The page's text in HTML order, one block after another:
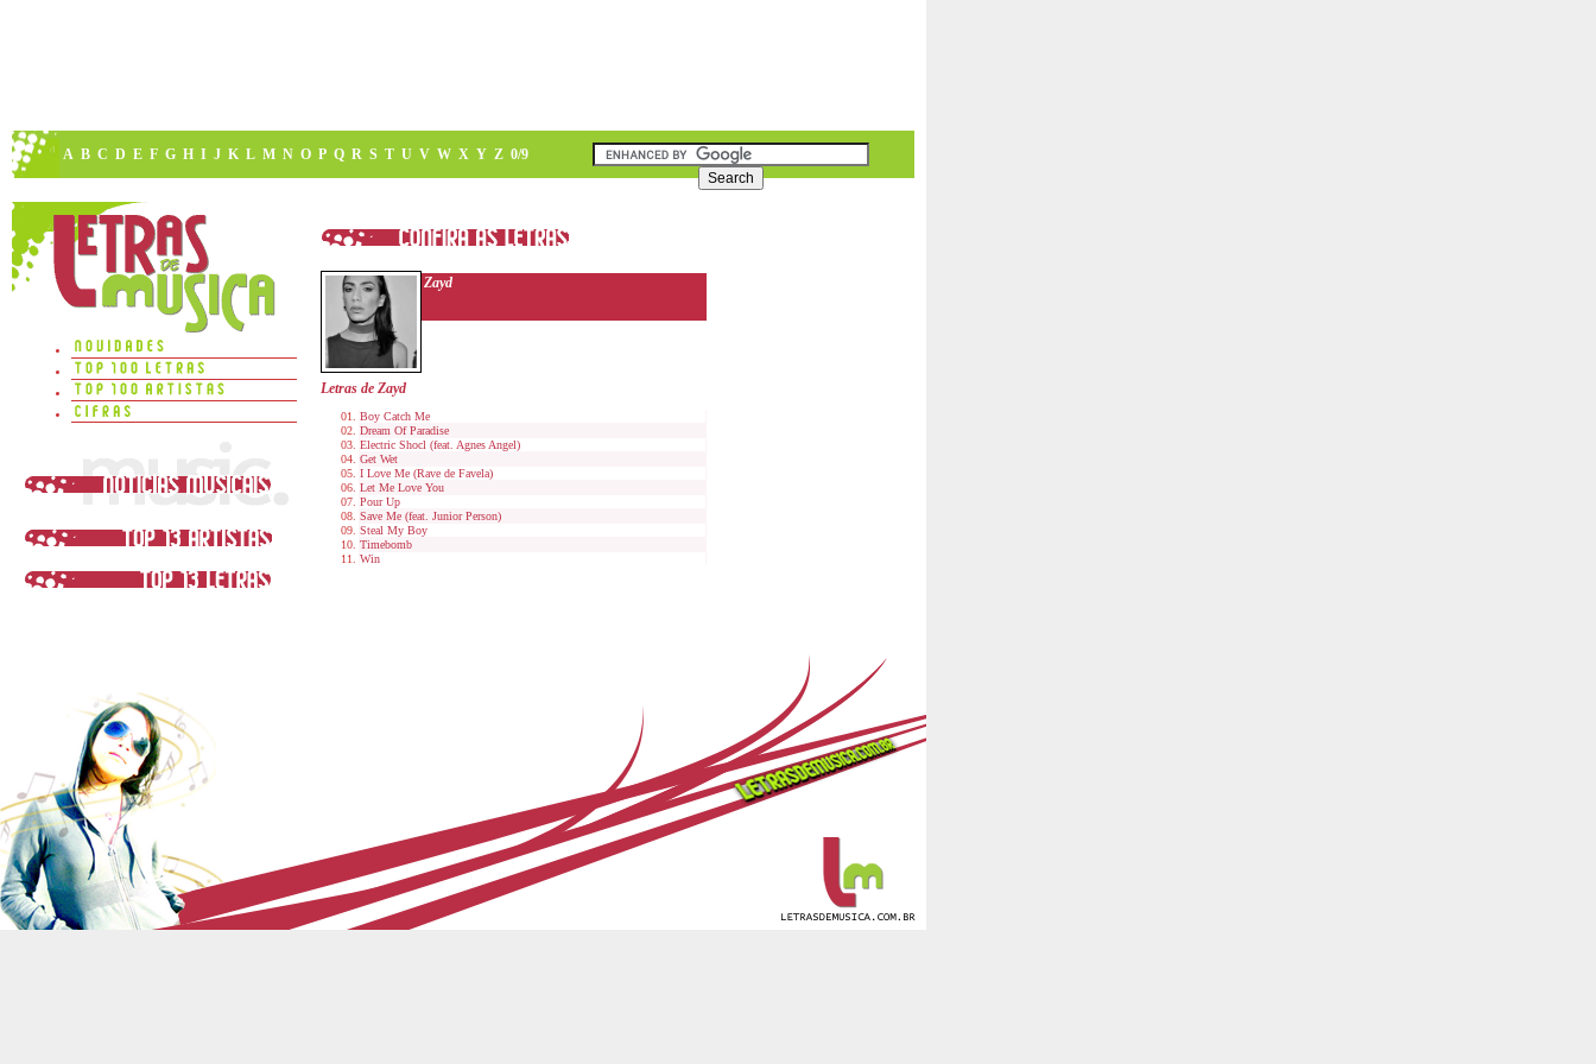
A B C D E F G H I J K L M N O P Q R S T U V W X Y Z 0/9
Zayd
Letras de Zayd
Boy Catch Me
Dream Of Paradise
Electric Shocl (feat. Agnes Angel)
Get Wet
I Love Me (Rave de Favela)
Let Me Love You
Pour Up
Save Me (feat. Junior Person)
Steal My Boy
Timebomb
Win